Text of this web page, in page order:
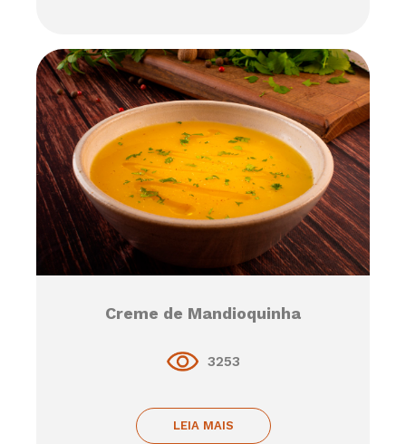
Creme de Mandioquinha
3253
LEIA MAIS